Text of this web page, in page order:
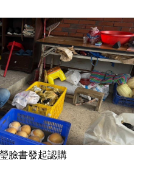
臉書發起認購